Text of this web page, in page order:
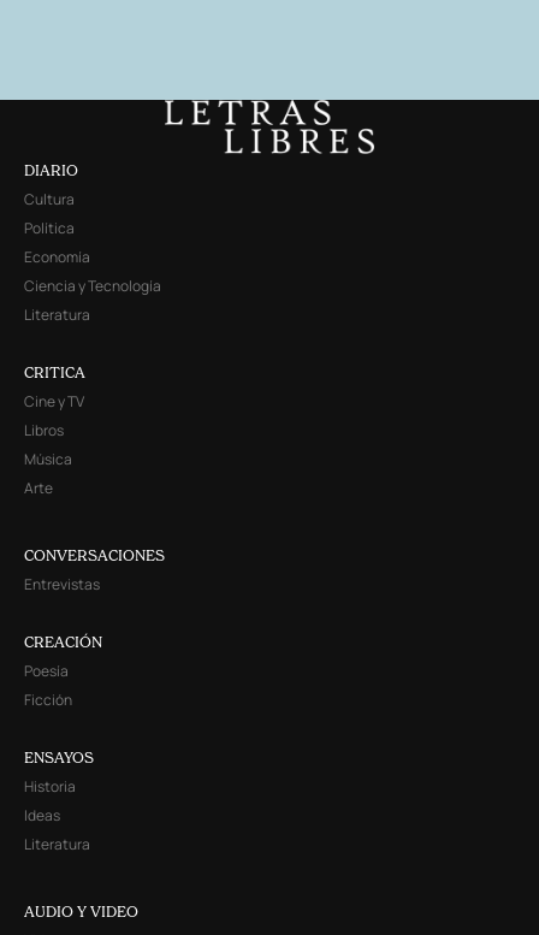
DIARIO
Cultura
Política
Economía
Ciencia y Tecnología
Literatura
CRITICA
Cine y TV
Libros
Música
Arte
CONVERSACIONES
Entrevistas
CREACIÓN
Poesía
Ficción
ENSAYOS
Historia
Ideas
Literatura
AUDIO Y VIDEO